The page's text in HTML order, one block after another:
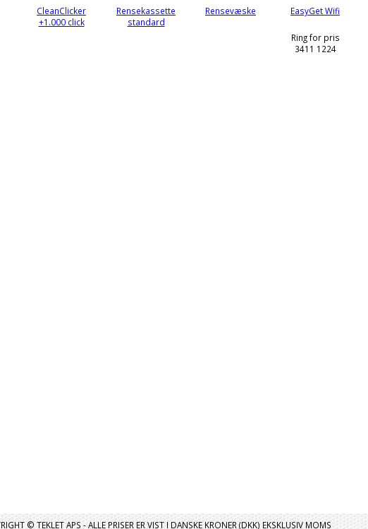
CleanClicker
+1.000 click
Rensekassette
standard
Rensevæske EasyGet Wifi
Ring for pris
3411 1224
© TEKLET APS - ALLE PRISER ER VIST I DANSKE KRONER (DKK) EKSKLUSIV MOMS